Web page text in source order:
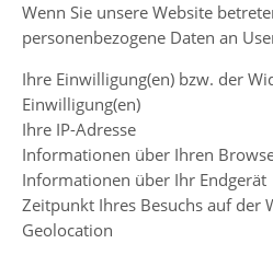
Wenn Sie unsere Website
personenbezogene Daten an
Ihre Einwilligung(en) bzw. der
Einwilligung(en)
Ihre IP-Adresse
Informationen über Ihren
Informationen über Ihr Endgerät
Zeitpunkt Ihres Besuchs auf der
Geolocation